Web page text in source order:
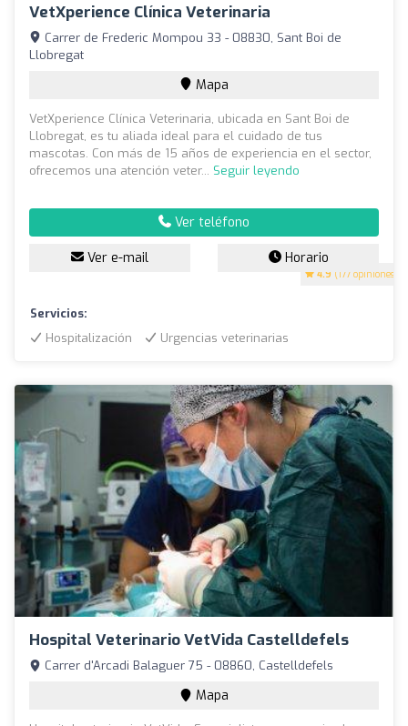
VetXperience Clínica Veterinaria
4.9 (177 opiniones)
Carrer de Frederic Mompou 33 - 08830, Sant Boi de
Llobregat
Mapa
VetXperience Clínica Veterinaria, ubicada en Sant Boi de
Llobregat, es tu aliada ideal para el cuidado de tus
mascotas. Con más de 15 años de experiencia en el sector,
ofrecemos una atención veter... Seguir leyendo
Ver teléfono
Ver e-mail Horario
Servicios:
Hospitalización
Urgencias veterinarias
Hospital Veterinario VetVida Castelldefels
Carrer d'Arcadi Balaguer 75 - 08860, Castelldefels
Mapa